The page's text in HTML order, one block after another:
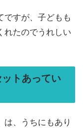
ですが、子どもも
れたのでうれしい
ットあってい
は、うちにもあり